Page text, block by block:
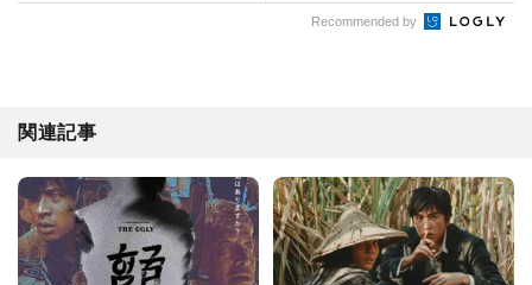
Recommended by
関連記事